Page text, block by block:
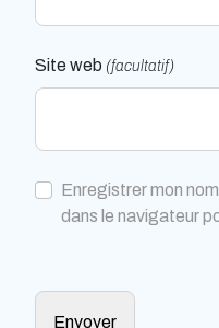
Site web (facultatif)
Enregistrer mon
dans le navigateur